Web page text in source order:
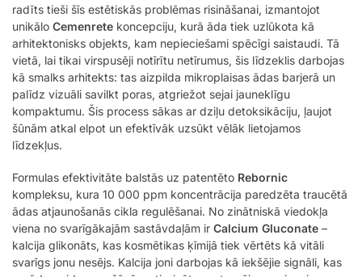
radīts tieši šīs estētiskās problēmas risināšanai, izmantojot
unikālo Cemenrete koncepciju, kurā āda tiek uzlūkota kā
arhitektonisks objekts, kam nepieciešami spēcīgi saistaudi. Tā
vietā, lai tikai virspusēji notīrītu netīrumus, šis līdzeklis darbojas
kā smalks arhitekts: tas aizpilda mikroplaisas ādas barjerā un
palīdz vizuāli savilkt poras, atgriežot sejai jauneklīgu
kompaktumu. Šis process sākas ar dziļu detoksikāciju, ļaujot
šūnām atkal elpot un efektīvāk uzsūkt vēlāk lietojamos
līdzekļus.
Formulas efektivitāte balstās uz patentēto Rebornic
kompleksu, kura 10 000 ppm koncentrācija paredzēta traucētā
ādas atjaunošanās cikla regulēšanai. No zinātniskā viedokļa
viena no svarīgākajām sastāvdaļām ir Calcium Gluconate –
kalcija glikonāts, kas kosmētikas ķīmijā tiek vērtēts kā vitāli
svarīgs jonu nesējs. Kalcija joni darbojas kā iekšējie signāli, kas